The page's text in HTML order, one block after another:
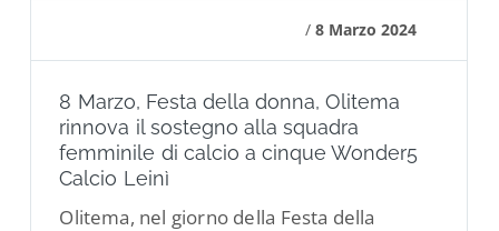
/ 8 Marzo 2024
8 Marzo, Festa della donna, Olitema
rinnova il sostegno alla squadra
femminile di calcio a cinque Wonder5
Calcio Leinì
Olitema, nel giorno della Festa della